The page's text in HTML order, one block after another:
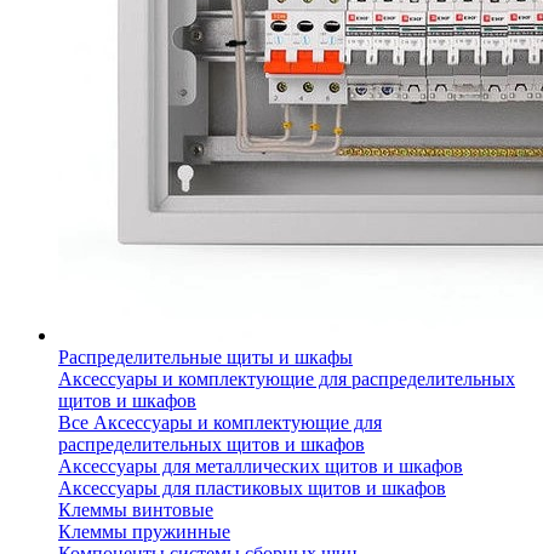
Распределительные щиты и шкафы
Аксессуары и комплектующие для распределительных
щитов и шкафов
Все Аксессуары и комплектующие для
распределительных щитов и шкафов
Аксессуары для металлических щитов и шкафов
Аксессуары для пластиковых щитов и шкафов
Клеммы винтовые
Клеммы пружинные